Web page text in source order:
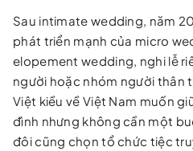
Sau intimate wedding, năm
phát triển mạnh của micro
elopement wedding, nghi lễ
người hoặc nhóm người thân
Việt kiều về Việt Nam muốn
đình nhưng không cần một
đôi cũng chọn tổ chức tiệc